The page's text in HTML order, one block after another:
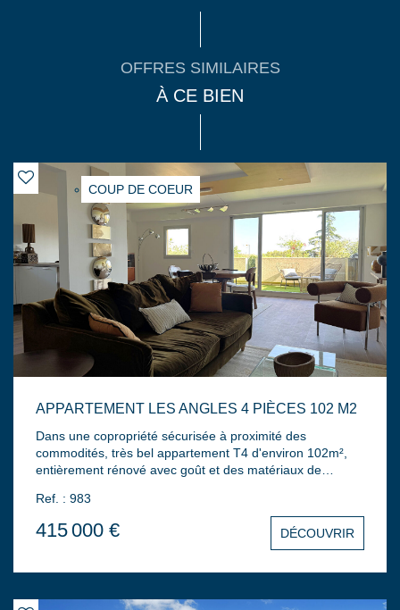
OFFRES SIMILAIRES
À CE BIEN
COUP DE COEUR
APPARTEMENT LES ANGLES 4 PIÈCES 102 M2
Dans une copropriété sécurisée à proximité des
commodités, très bel appartement T4 d'environ 102m²,
entièrement rénové avec goût et des matériaux de
de vie d'environ 50m² avec espace salon, salle à manger
et cuisine ouverte entièrement équipée et aménagée
ouvrant sur une terrasse de 20m² au Sud avec vue
dégagée. Trois chambres et une salle d'eau avec douche
à l'italienne. Climatisation réversible, double vitrage alu,
parking privatives dont une couverte et une cave.
Ref. : 983
415 000 € DÉCOUVRIR